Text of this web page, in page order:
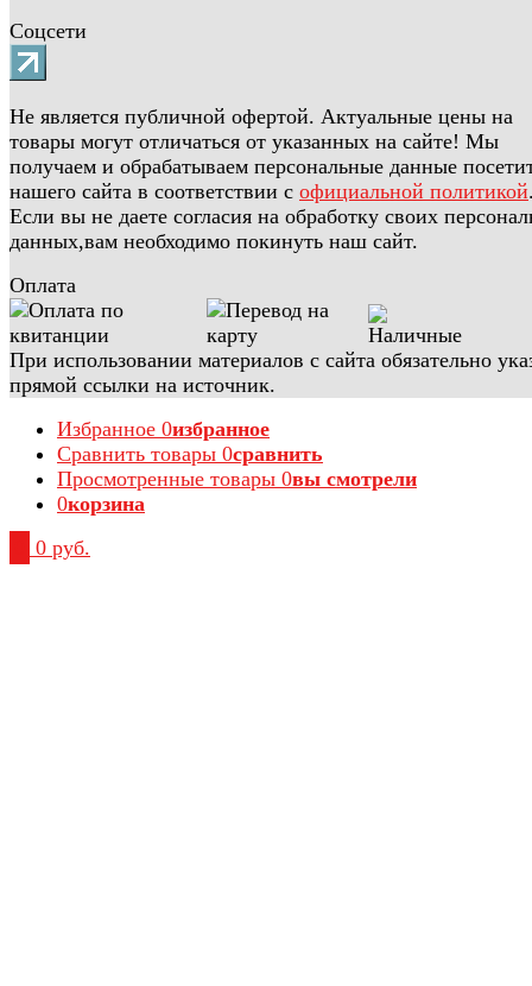
Соцсети
Не является публичной офертой. Актуальные цены на
товары могут отличаться от указанных на сайте! Мы
получаем и обрабатываем персональные данные
нашего сайта в соответствии с официальной политикой
Если вы не даете согласия на обработку своих
данных,вам необходимо покинуть наш сайт.
Оплата
При использовании материалов с сайта обязательно
прямой ссылки на источник.
Избранное 0избранное
Сравнить товары 0сравнить
Просмотренные товары 0вы смотрели
0корзина
0 руб.